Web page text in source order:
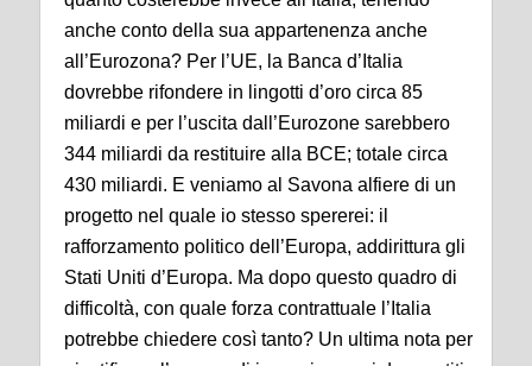
anche conto della sua appartenenza anche
all’Eurozona? Per l’UE, la Banca d’Italia
dovrebbe rifondere in lingotti d’oro circa 85
miliardi e per l’uscita dall’Eurozone sarebbero
344 miliardi da restituire alla BCE; totale circa
430 miliardi. E veniamo al Savona alfiere di un
progetto nel quale io stesso spererei: il
rafforzamento politico dell’Europa, addirittura gli
Stati Uniti d’Europa. Ma dopo questo quadro di
difficoltà, con quale forza contrattuale l’Italia
potrebbe chiedere così tanto? Un ultima nota per